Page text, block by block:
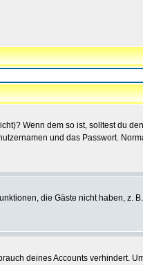
Wenn dem so ist, solltest du
und das Passwort.
die Gäste nicht haben, z.
deines Accounts verhindert.